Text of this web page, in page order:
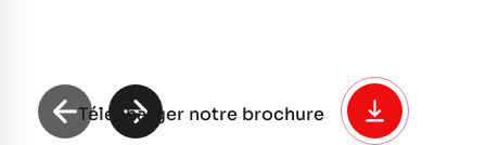
Télécharger notre brochure